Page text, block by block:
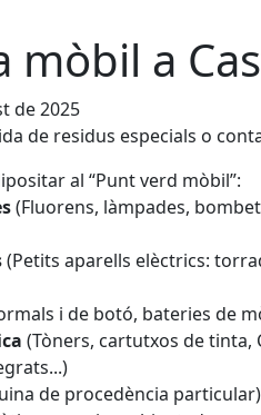
mòbil a
de 2025
de residus especials o
al “Punt verd mòbil”:
(Fluorens, làmpades,
(Petits aparells elèctrics:
i de botó, bateries de
(Tòners, cartutxos de tinta,
de procedència particular)